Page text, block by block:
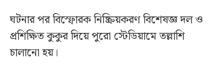
ঘটনার পর বিস্ফোরক নিষ্ক্রিয়করণ বিশেষজ্ঞ দল ও
প্রশিক্ষিত কুকুর দিয়ে পুরো স্টেডিয়ামে তল্লাশি
চালানো হয়।